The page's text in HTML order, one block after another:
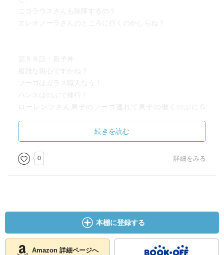
ニコラウスさんも除隊するの？
エレオノーラさんのところに行くのかしらね？
第５８話・親子丼
複雑な親心ですかね？
フーゴはガラス職人なう！
ハンスはのぶで修行！
ローレンツさん息子のフーゴ連れて息子の働くのぶにＧ
ハンスの作ったものが食べたい！
と、
リクエストするけどＮＯ！
だって、
第５９話・ハンスの課題
なになに？
ハンスが新メニューを考えるだとぅ！
続きを読む
0 詳細をみる
本棚に登録する
Amazon 詳細ページへ